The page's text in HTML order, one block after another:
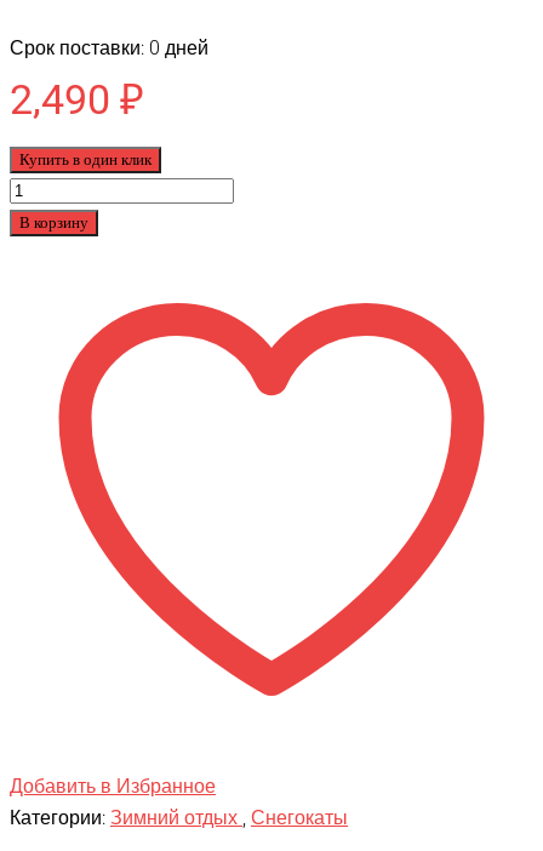
Срок поставки: 0 дней
2,490 ₽
Купить в один клик
Количество
товара
В корзину
Добавить в Избранное
Категории: Зимний отдых Снегокаты